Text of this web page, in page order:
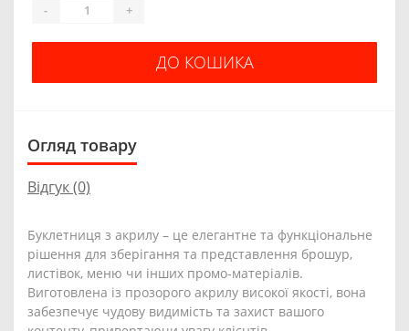
- +
ДО КОШИКА
Огляд товару
Відгук (0)
Буклетниця з акрилу – це елегантне та функціональне
рішення для зберігання та представлення брошур,
листівок, меню чи інших промо-матеріалів.
Виготовлена із прозорого акрилу високої якості, вона
забезпечує чудову видимість та захист вашого